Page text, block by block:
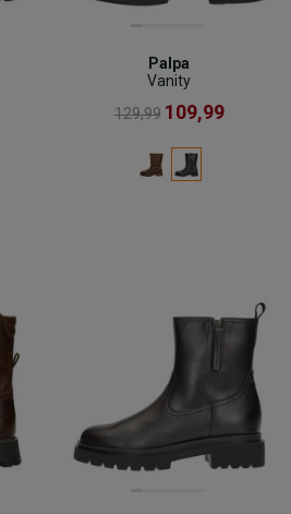
Palpa
Vanity
129,99 109,99